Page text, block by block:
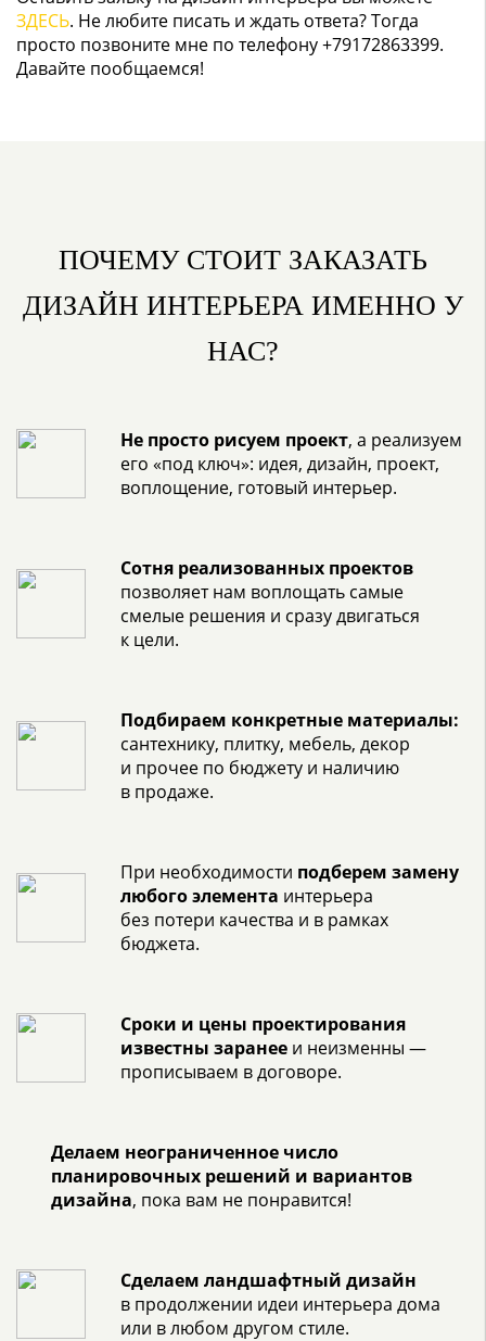
ЗДЕСЬ. Не любите писать и ждать ответа? Тогда
просто позвоните мне по телефону +79172863399.
Давайте пообщаемся!
ПОЧЕМУ СТОИТ ЗАКАЗАТЬ
ДИЗАЙН ИНТЕРЬЕРА ИМЕННО У
НАС?
Не просто рисуем проект, а реализуем
его «под ключ»: идея, дизайн, проект,
воплощение, готовый интерьер.
Сотня реализованных проектов
позволяет нам воплощать самые
смелые решения и сразу двигаться
к цели.
Подбираем конкретные материалы:
сантехнику, плитку, мебель, декор
и прочее по бюджету и наличию
в продаже.
При необходимости подберем замену
любого элемента интерьера
без потери качества и в рамках
бюджета.
Сроки и цены проектирования
известны заранее и неизменны —
прописываем в договоре.
Делаем неограниченное число
планировочных решений и вариантов
дизайна, пока вам не понравится!
Сделаем ландшафтный дизайн
в продолжении идеи интерьера дома
или в любом другом стиле.